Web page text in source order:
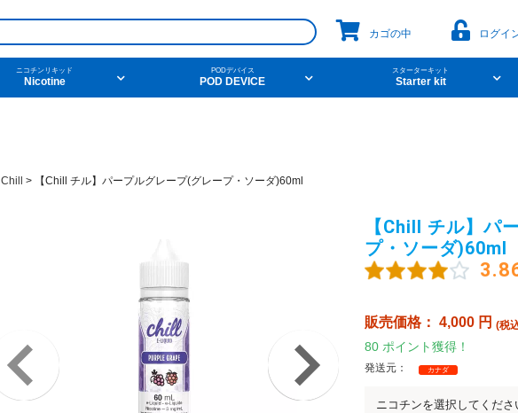
ニコチンベース 爆煙 vaporesso
ニコチンベース
ニコチンソルト POD
アメリカ・カナダ製 日本製（フレーバー）
カゴの中 ログイ
ニコチンリキッド
Nicotine
PODデバイス
POD DEVICE
スターターキット
Starter kit
Chill > 【Chill チル】パープルグレープ(グレープ・ソーダ)60ml
【Chill チル】パ
プ・ソーダ)60ml
販売価格： 4,000 円(税
80ポイント獲得！
発送元： カナダ
ニコチンを選択してくださ